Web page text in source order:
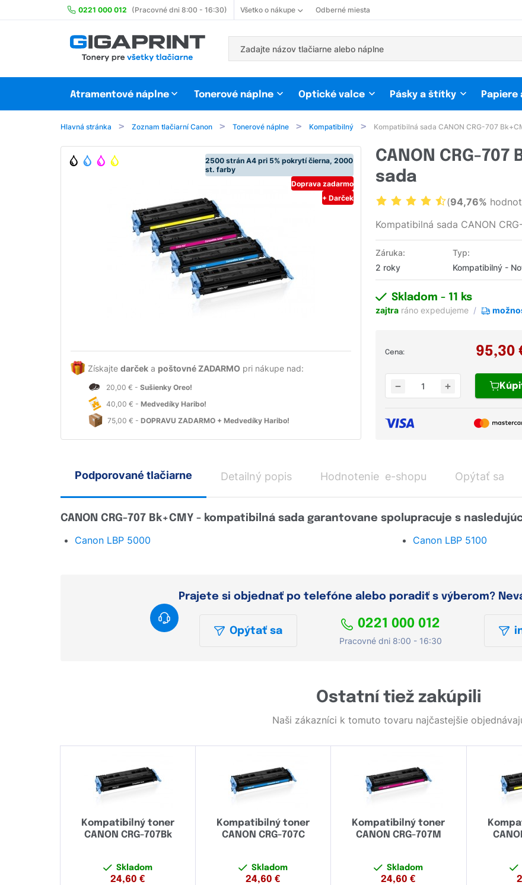
0221 000 012 (Pracovné dni 8:00 - 16:30) Všetko o nákupe Odberné miesta
Atramentové náplne Tonerové náplne Optické valce Pásky a štítky
Hlavná stránka Zoznam tlačiarní Canon Tonerové náplne Kompatibilný Kompatibilná sada CANON CRG-707
2500 strán A4 pri 5% pokrytí čierna, 2000
st. farby
Doprava zadarmo
+ Darček
Získajte darček a poštovné ZADARMO pri nákupe nad:
20,00 € - Sušienky Oreo!
40,00 € - Medvedíky Haribo!
75,00 € - DOPRAVU ZADARMO + Medvedíky Haribo!
CANON CRG-
sada
(94,76%
Kompatibilná sada CANON
Záruka:
2 roky
Typ:
Kompatibilný -
Skladom- 11 ks
zajtra ráno expedujeme
Cena: 95,30
Podporované tlačiarne
CANON CRG-707 Bk+CMY - kompatibilná sada garantovane spolupracuje s
Canon LBP 5000 Canon LBP 5100
Prajete si objednať po telefóne alebo poradiť s výberom?
Opýtať sa
0221 000 012
Pracovné dni 8:00 - 16:30
Detailný popis Hodnotenie e-shopu Opýtať sa
Ostatní tiež zakúpili
Naši zákazníci k tomuto tovaru najčastejšie
Kompatibilný toner
CANON CRG-707Bk
Skladom
24,60 €
Kompatibilný toner
CANON CRG-707C
Skladom
24,60 €
Kompatibilný toner
CANON CRG-707M
Skladom
24,60 €